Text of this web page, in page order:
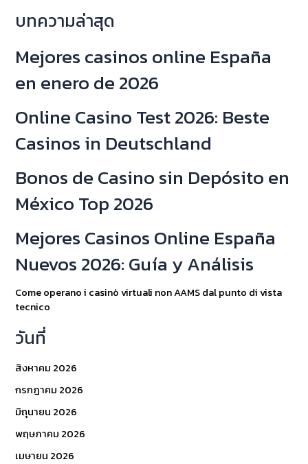
บทความล่าสุด
Mejores casinos online España
en enero de 2026
Online Casino Test 2026: Beste
Casinos in Deutschland
Bonos de Casino sin Depósito en
México Top 2026
Mejores Casinos Online España
Nuevos 2026: Guía y Análisis
Come operano i casinò virtuali non AAMS dal punto di vista
tecnico
วันที่
สิงหาคม 2026
กรกฎาคม 2026
มิถุนายน 2026
พฤษภาคม 2026
เมษายน 2026